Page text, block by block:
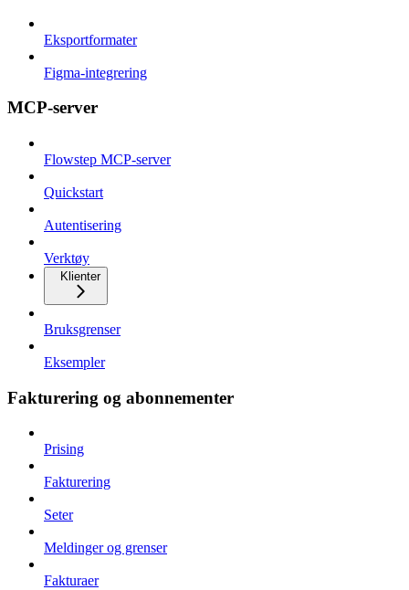
Eksportformater
Figma-integrering
MCP-server
Flowstep MCP-server
Quickstart
Autentisering
Verktøy
Klienter
Bruksgrenser
Eksempler
Fakturering og abonnementer
Prising
Fakturering
Seter
Meldinger og grenser
Fakturaer